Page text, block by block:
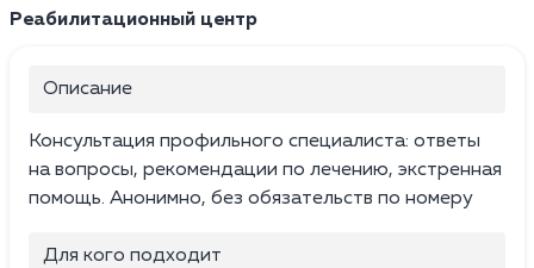
Реабилитационный центр
Описание
Консультация профильного специалиста: ответы
на вопросы, рекомендации по лечению, экстренная
помощь. Анонимно, без обязательств по номеру
Для кого подходит